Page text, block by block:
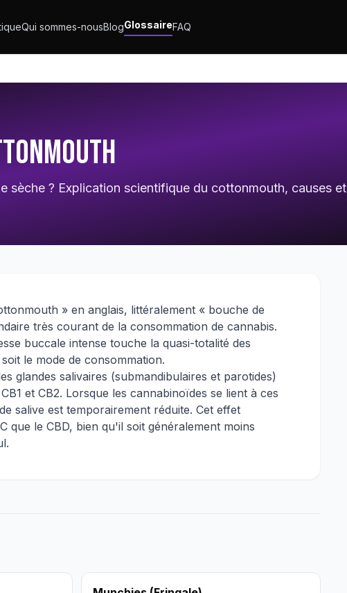
Qui sommes-nousBlogGlossaireFAQ
sèche ? Explication scientifique du cottonmouth, causes et
» en anglais, littéralement « bouche de
très courant de la consommation de cannabis.
buccale intense touche la quasi-totalité des
le mode de consommation.
glandes salivaires (submandibulaires et parotides)
et CB2. Lorsque les cannabinoïdes se lient à ces
salive est temporairement réduite. Cet effet
que le CBD, bien qu'il soit généralement moins